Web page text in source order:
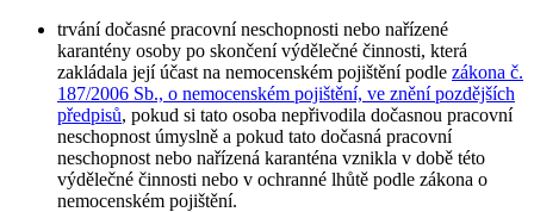
trvání dočasné pracovní neschopnosti nebo nařízené
karantény osoby po skončení výdělečné činnosti, která
zakládala její účast na nemocenském pojištění podle zákona č.
187/2006 Sb., o nemocenském pojištění, ve znění pozdějších
předpisů, pokud si tato osoba nepřivodila dočasnou pracovní
neschopnost úmyslně a pokud tato dočasná pracovní
neschopnost nebo nařízená karanténa vznikla v době této
výdělečné činnosti nebo v ochranné lhůtě podle zákona o
nemocenském pojištění.